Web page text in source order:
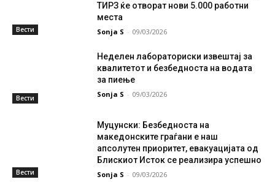
Вести
ТИРЗ ќе отворат нови 5.000 работни
места
Sonja S - 09/03/2026
Вести
Неделен лабораториски извештај за
квалитетот и безбедноста на водата
за пиење
Sonja S - 09/03/2026
Вести
Муцунски: Безбедноста на
македонските граѓани е наш
апсолутен приоритет, евакуацијата од
Блискиот Исток се реализира успешно
Sonja S - 09/03/2026